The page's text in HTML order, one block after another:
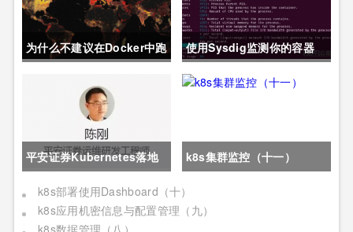
为什么不建议在Docker中跑
使用Sysdig监测你的容器
平安证券Kubernetes落地
实践
k8s集群监控（十一）
k8s部署使用Dashboard（十）
k8s应用机密信息与配置管理（九）